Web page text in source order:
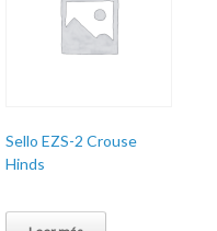
Sello EZS-2 Crouse
Hinds